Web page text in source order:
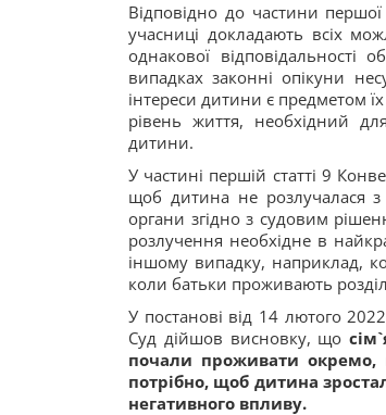
Відповідно до частини
учасниці докладають всіх
однакової
випадках законні опікуни
інтереси дитини є предметом
рівень життя, необхідний
дитини.
У частині першій статті 9
щоб дитина не розлучалася
органи згідно з судовим
розлучення необхідне в
іншому випадку, наприклад,
коли батьки проживають
У постанові від 14 лютого
Суд дійшов висновку, що
почали проживати окремо,
потрібно, щоб дитина
негативного впливу.